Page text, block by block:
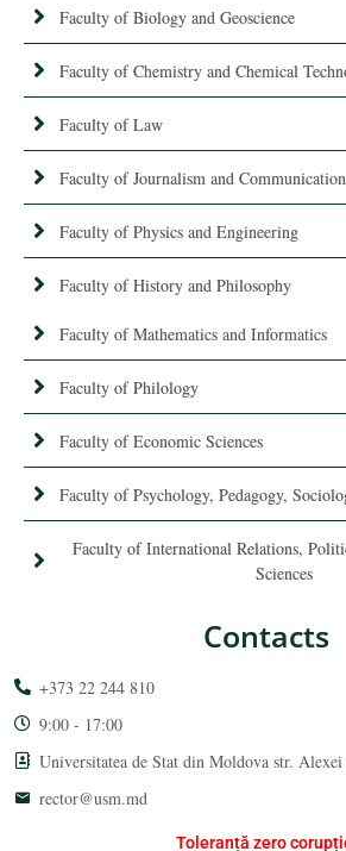
Faculty of Biology and Geoscience
Faculty of Chemistry and Chemical
Faculty of Law
Faculty of Journalism and
Faculty of Physics and Engineering
Faculty of History and Philosophy
Faculty of Mathematics and Informatics
Faculty of Philology
Faculty of Economic Sciences
Faculty of Psychology, Pedagogy,
Faculty of International Relations,
Sciences
Contacts
+373 22 244 810
9:00 - 17:00
Universitatea de Stat din Moldova str.
rector@usm.md
Toleranță zero